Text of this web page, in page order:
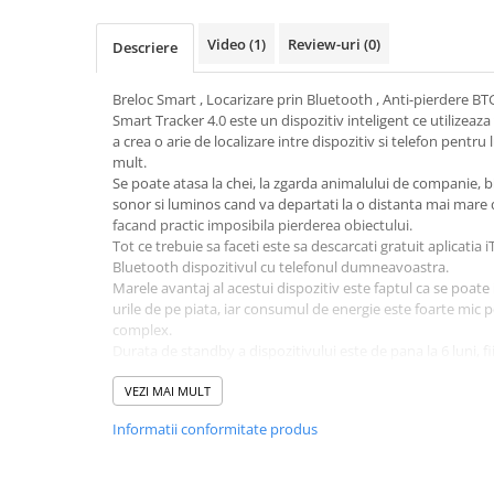
Descriere Video(1) Review-uri (0)
Breloc Smart , Locarizare prin Bluetooth , Anti-pierdere
Smart Tracker 4.0 este un dispozitiv inteligent ce
a crea o arie de localizare intre dispozitiv si telefon pentru
mult.
Se poate atasa la chei, la zgarda animalului de companie,
sonor si luminos cand va departati la o distanta mai mare
facand practic imposibila pierderea obiectului.
Tot ce trebuie sa faceti este sa descarcati gratuit aplicatia
Bluetooth dispozitivul cu telefonul dumneavoastra.
Marele avantaj al acestui dispozitiv este faptul ca se
urile de pe piata, iar consumul de energie este foarte mic
complex.
incorporate de calitate superioara. Functioneaza doar cu o
instalata pe telefon sau laptop.
VEZI MAI MULT
Informatii conformitate produs